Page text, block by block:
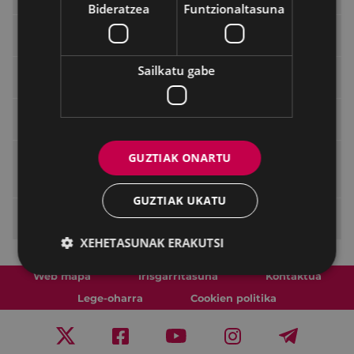
Udala "Gipuzkoa Irekia" plataforman
Gardentasunerako adierazleak
ELoGE 2021 Bikaintasunaren Zigilua
Administrazio publikoetako komunikazio-
eta gardentasun-jardunaldiak
Herritarrekiko harremanak
Web mapa Irisgarritasuna
Kontaktua
Lege-oharra
Cookien politika
Bideratzea Funtzionaltasuna
Sailkatu gabe
GUZTIAK ONARTU
GUZTIAK UKATU
XEHETASUNAK ERAKUTSI